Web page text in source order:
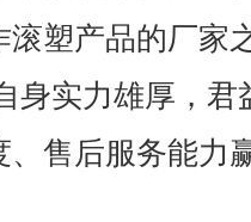
滚塑产品的厂家
身实力雄厚，
、售后服务能力